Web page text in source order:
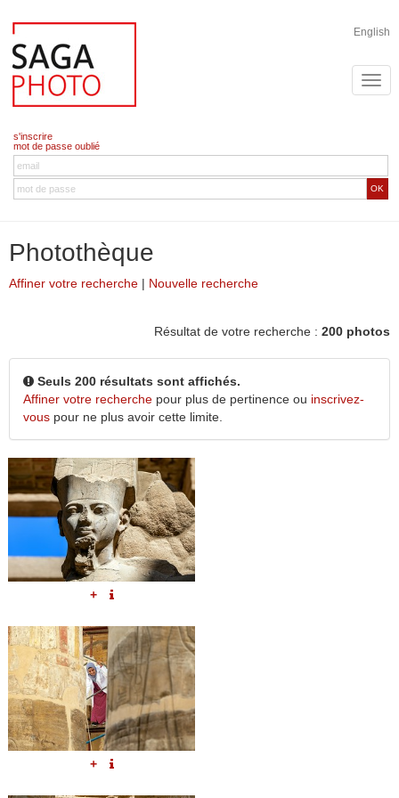
English
s'inscrire
mot de passe oublié
OK
Photothèque
Affiner votre recherche | Nouvelle recherche
Résultat de votre recherche : 200 photos
Seuls 200 résultats sont affichés.
Affiner votre recherche pour plus de pertinence ou inscrivez-
vous pour ne plus avoir cette limite.
+
+